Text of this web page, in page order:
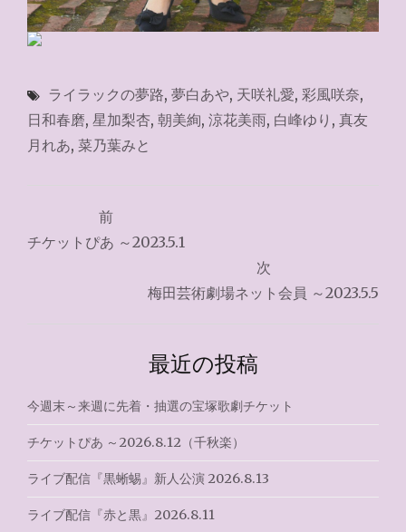
ライラックの夢路, 夢白あや, 天咲礼愛, 彩風咲奈,
日和春磨, 星加梨杏, 朝美絢, 涼花美雨, 白峰ゆり , 真友
月れあ, 菜乃葉みと
稿
シ
ョ
ン
前
チケットぴあ ～2023.5.1
次
梅田芸術劇場ネット会員 ～2023.5.5
最近の投稿
今週末～来週に先着・抽選の宝塚歌劇チケット
チケットぴあ ～2026.8.12（千秋楽）
ライブ配信『黒蜥蜴』新人公演 2026.8.13
ライブ配信『赤と黒』2026.8.11